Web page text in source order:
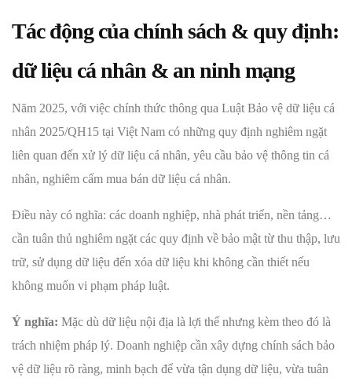
Tác động của chính sách & quy định:
dữ liệu cá nhân & an ninh mạng
Năm 2025, với việc chính thức thông qua Luật Bảo vệ dữ liệu cá
nhân 2025/QH15 tại Việt Nam có những quy định nghiêm ngặt
liên quan đến xử lý dữ liệu cá nhân, yêu cầu bảo vệ thông tin cá
nhân, nghiêm cấm mua bán dữ liệu cá nhân.
Điều này có nghĩa: các doanh nghiệp, nhà phát triển, nền tảng…
cần tuân thủ nghiêm ngặt các quy định về bảo mật từ thu thập, lưu
trữ, sử dụng dữ liệu đến xóa dữ liệu khi không cần thiết nếu
không muốn vi phạm pháp luật.
Ý nghĩa: Mặc dù dữ liệu nội địa là lợi thế nhưng kèm theo đó là
trách nhiệm pháp lý. Doanh nghiệp cần xây dựng chính sách bảo
vệ dữ liệu rõ ràng, minh bạch để vừa tận dụng dữ liệu, vừa tuân